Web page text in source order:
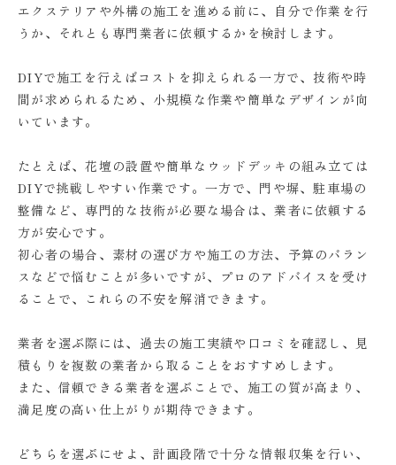
エクステリアや外構の施工を進める前に、自分で作業を行
うか、それとも専門業者に依頼するかを検討します。
DIYで施工を行えばコストを抑えられる一方で、技術や時
間が求められるため、小規模な作業や簡単なデザインが向
いています。
たとえば、花壇の設置や簡単なウッドデッキの組み立ては
DIYで挑戦しやすい作業です。一方で、門や塀、駐車場の
整備など、専門的な技術が必要な場合は、業者に依頼する
方が安心です。
初心者の場合、素材の選び方や施工の方法、予算のバラン
スなどで悩むことが多いですが、プロのアドバイスを受け
ることで、これらの不安を解消できます。
業者を選ぶ際には、過去の施工実績や口コミを確認し、見
積もりを複数の業者から取ることをおすすめします。
また、信頼できる業者を選ぶことで、施工の質が高まり、
満足度の高い仕上がりが期待できます。
どちらを選ぶにせよ、計画段階で十分な情報収集を行い、